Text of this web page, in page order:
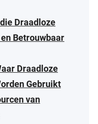
Draadloze
Betrouwbaar
Draadloze
Gebruikt
van